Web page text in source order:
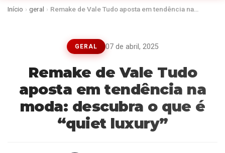
Início › geral › Remake de Vale Tudo aposta em tendência na…
GERAL 07 de abril, 2025
Remake de Vale Tudo
aposta em tendência na
moda: descubra o que é
“quiet luxury”